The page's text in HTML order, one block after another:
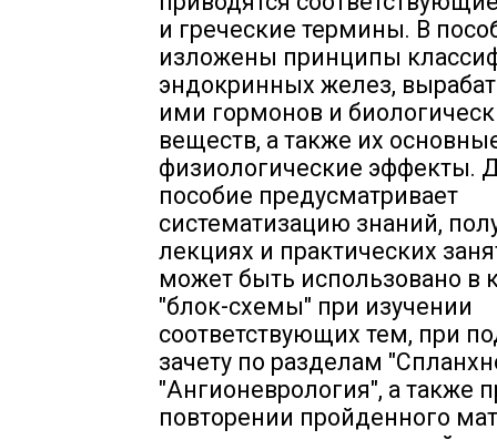
и греческие термины. В
изложены принципы
эндокринных желез,
ими гормонов и
веществ, а также их
физиологические эффекты.
пособие предусматривает
систематизацию знаний,
лекциях и практических
может быть использовано в
"блок-схемы" при изучении
соответствующих тем, при
зачету по разделам
"Ангионеврология", а также
повторении пройденного